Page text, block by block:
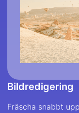
Bildredigering
Fräscha snabbt